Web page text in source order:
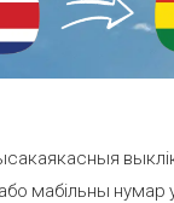
мабільны нумар у